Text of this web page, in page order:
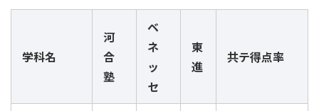
学科名
河
合
塾
ベ
ネ
ッ
セ
東
進
共テ得点率